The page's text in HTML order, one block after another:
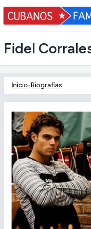
Fidel
Inicio-Biografías